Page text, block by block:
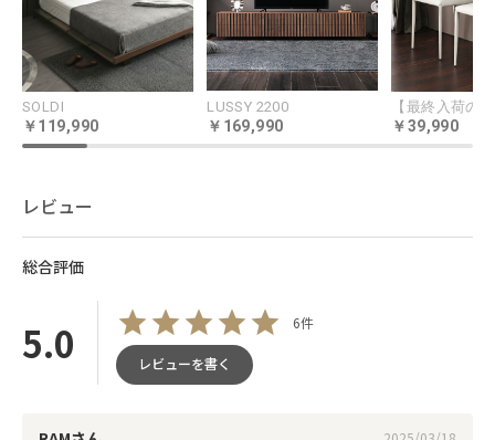
都会的な暮らしに寄り添う伸長式ダ
イニング
ライフシーンに応じて卓上スペースを拡張で
きる伸縮天板構造。フレキシブルな機能性で
フラット天板と重厚感のある脚が調和し、よ
SOLDI
119,990
LUSSY 2200
169,990 39,990
レビュー
総合評価
5.0 6件
レビューを書く